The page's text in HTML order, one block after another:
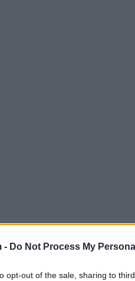
- Do Not Process My
opt-out of the sale, sharing to